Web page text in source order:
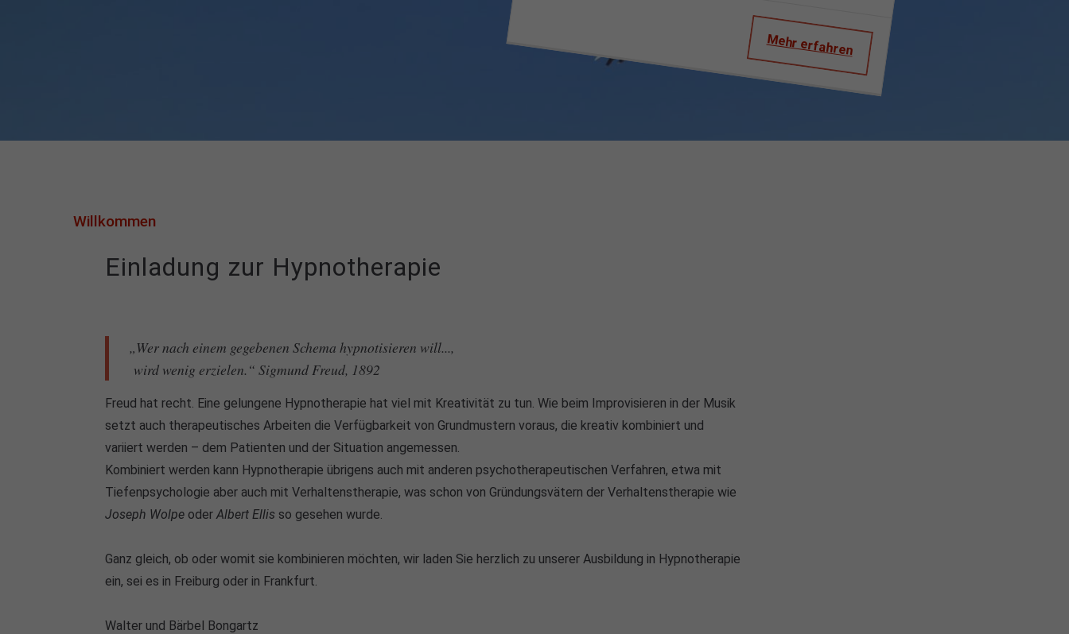
Mehr erfahren
Willkommen
Einladung zur Hypnotherapie
„Wer nach einem gegebenen Schema hypnotisieren will...,
wird wenig erzielen.“ Sigmund Freud, 1892
Freud hat recht. Eine gelungene Hypnotherapie hat viel mit Kreativität zu tun. Wie beim Improvisieren in der Musik
setzt auch therapeutisches Arbeiten die Verfügbarkeit von Grundmustern voraus, die kreativ kombiniert und
variiert werden – dem Patienten und der Situation angemessen.
Kombiniert werden kann Hypnotherapie übrigens auch mit anderen psychotherapeutischen Verfahren, etwa mit
Tiefenpsychologie aber auch mit Verhaltenstherapie, was schon von Gründungsvätern der Verhaltenstherapie wie
Joseph Wolpe oderAlbert Ellis so gesehen wurde.
Ganz gleich, ob oder womit sie kombinieren möchten, wir laden Sie herzlich zu unserer Ausbildung in Hypnotherapie
ein, sei es in Freiburg oder in Frankfurt.
Walter und Bärbel Bongartz